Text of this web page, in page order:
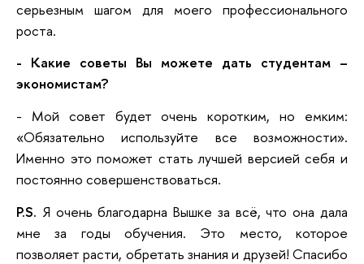
серьезным шагом для моего профессионального
роста.
- Какие советы Вы можете дать студентам –
экономистам?
- Мой совет будет очень коротким, но емким:
«Обязательно используйте все возможности».
Именно это поможет стать лучшей версией себя и
постоянно совершенствоваться.
P.S. Я очень благодарна Вышке за всё, что она дала
мне за годы обучения. Это место, которое
позволяет расти, обретать знания и друзей! Спасибо